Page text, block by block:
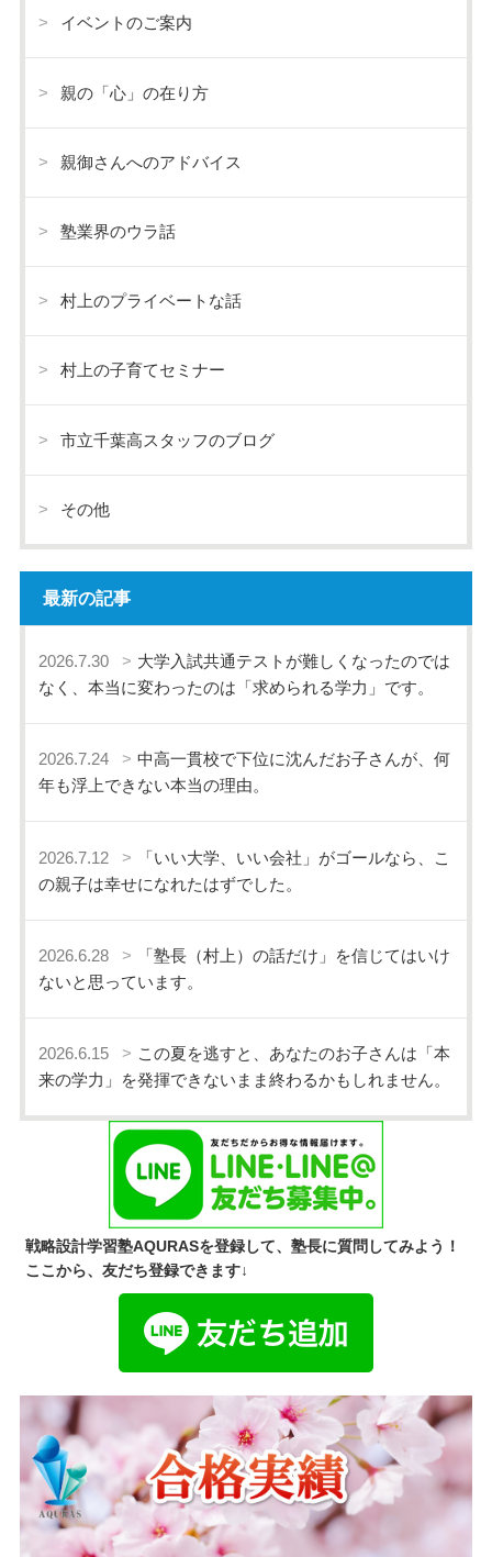
イベントのご案内
親の「心」の在り方
親御さんへのアドバイス
塾業界のウラ話
村上のプライベートな話
村上の子育てセミナー
市立千葉高スタッフのブログ
その他
最新の記事
2026.7.30
大学入試共通テストが難しくなったのでは
なく、本当に変わったのは「求められる学力」です。
2026.7.24
中高一貫校で下位に沈んだお子さんが、何
年も浮上できない本当の理由。
2026.7.12
「いい大学、いい会社」がゴールなら、こ
の親子は幸せになれたはずでした。
2026.6.28
「塾長（村上）の話だけ」を信じてはいけ
ないと思っています。
2026.6.15
この夏を逃すと、あなたのお子さんは「本
来の学力」を発揮できないまま終わるかもしれません。
戦略設計学習塾AQURASを登録して、塾長に質問してみよう！
ここから、友だち登録できます↓